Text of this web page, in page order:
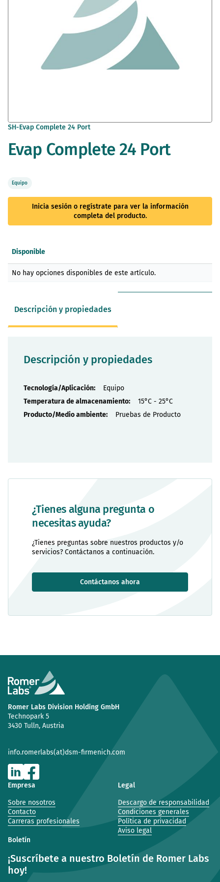
Saltar
comienzo
de
de
SH-Evap Complete 24 Port
Evap Complete 24 Port
Equipo
Inicia sesión o regístrate para ver la información
completa del producto.
¿Tienes alguna pregunta o
necesitas ayuda?
¿Tienes preguntas sobre nuestros productos y/o
servicios? Contáctanos a continuación.
Contáctanos ahora
Elementos
de
Disponible
No hay opciones disponibles de este artículo.
Descripción y propiedades
Descripción y propiedades
Propiedades
Equipo
15°C - 25°C
Pruebas de Producto
Romer Labs Division Holding GmbH
Technopark 5
3430 Tulln, Austria
info.romerlabs(at)dsm-firmenich.com
Empresa
Sobre nosotros
Contacto
Carreras profesionales
Legal
Descargo de responsabilidad
Condiciones generales
Política de privacidad
Aviso legal
Boletín
¡Suscríbete a nuestro Boletín de Romer Labs
hoy!